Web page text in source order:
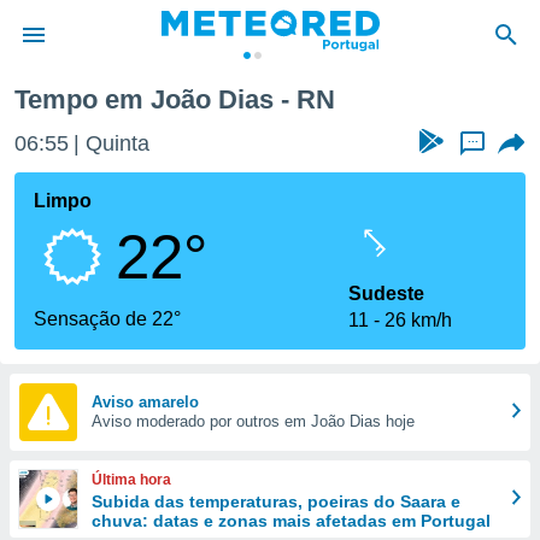
da
foi
fornecidas
a este
das
e
forma
digital
Tempo em João Dias - RN
06:56 Quinta ...
Limpo
22°
Sensação de 22°
Sudeste
11
26 km/h
Aviso amarelo
Aviso moderado por outros em João Dias hoje
Última hora
Subida das temperaturas, poeiras do Saara e
chuva: datas e zonas mais afetadas em Portugal